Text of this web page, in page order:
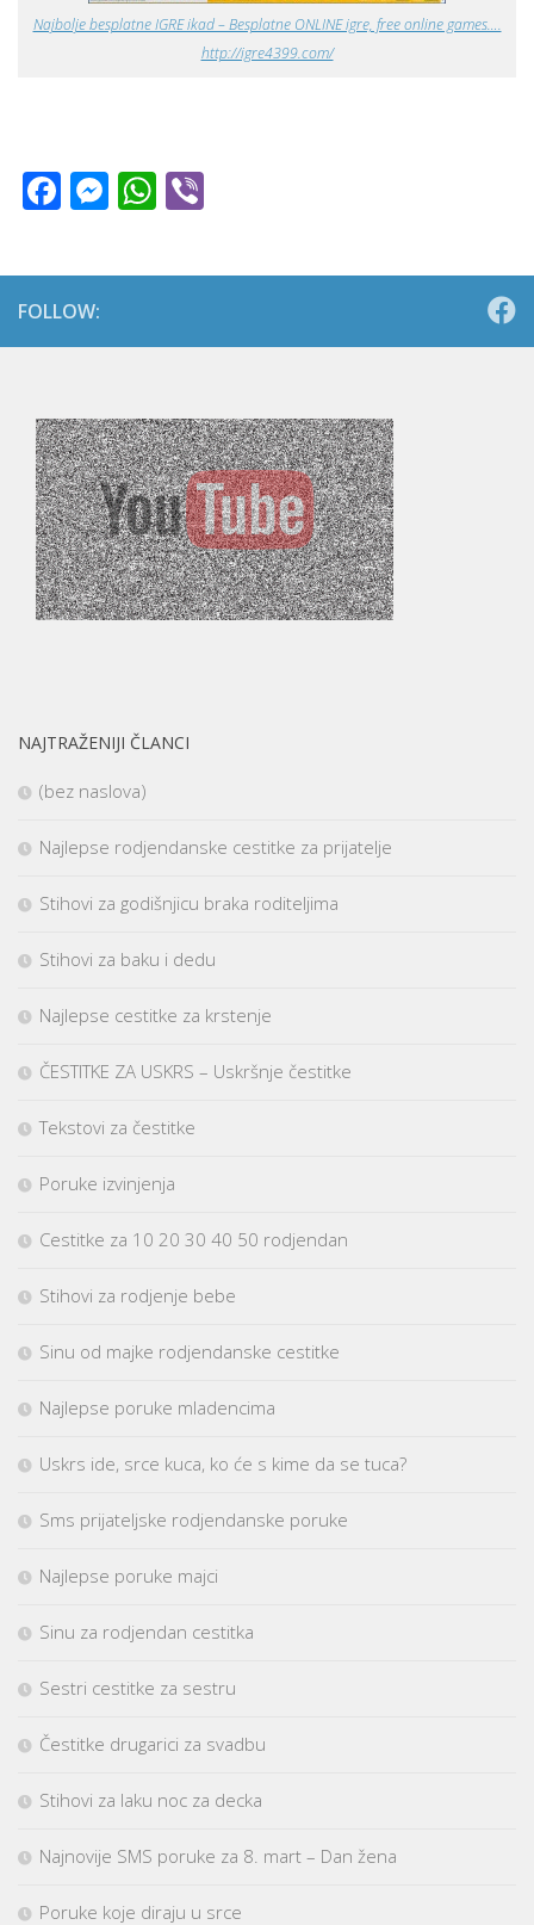
Najbolje besplatne IGRE ikad – Besplatne ONLINE igre, free online games….
http://igre4399.com/
Facebook
Messenger
WhatsApp
FOLLOW:
NAJTRAŽENIJI ČLANCI
(bez naslova)
Najlepse rodjendanske cestitke za prijatelje
Stihovi za godišnjicu braka roditeljima
Stihovi za baku i dedu
Najlepse cestitke za krstenje
ČESTITKE ZA USKRS – Uskršnje čestitke
Tekstovi za čestitke
Poruke izvinjenja
Cestitke za 10 20 30 40 50 rodjendan
Stihovi za rodjenje bebe
Sinu od majke rodjendanske cestitke
Najlepse poruke mladencima
Uskrs ide, srce kuca, ko će s kime da se tuca?
Sms prijateljske rodjendanske poruke
Najlepse poruke majci
Sinu za rodjendan cestitka
Sestri cestitke za sestru
Čestitke drugarici za svadbu
Stihovi za laku noc za decka
Najnovije SMS poruke za 8. mart – Dan žena
Poruke koje diraju u srce